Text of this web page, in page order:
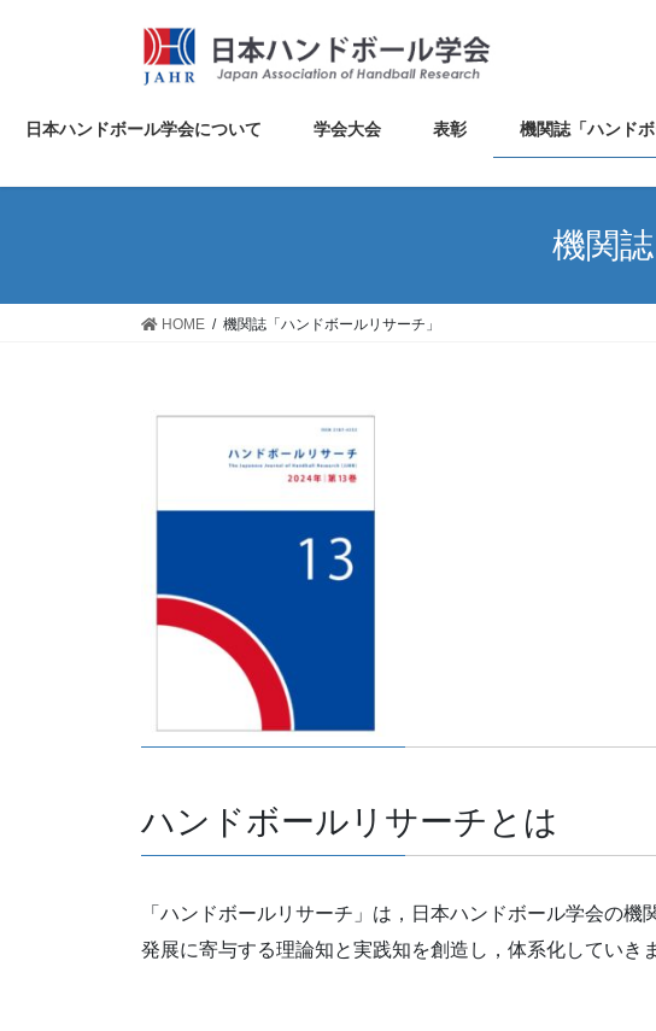
移
ン
日本ハンドボール学会について 学会大会 表彰 機関誌「ハンドボ
機関
HOME 機関誌「ハンドボールリサーチ」
ハンドボールリサーチとは
「ハンドボールリサーチ」は，日本ハンドボール学会の
発展に寄与する理論知と実践知を創造し，体系化していき